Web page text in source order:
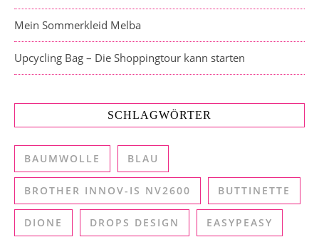
Mein Sommerkleid Melba
Upcycling Bag – Die Shoppingtour kann starten
SCHLAGWÖRTER
BAUMWOLLE BLAU
BROTHER INNOV-IS NV2600 BUTTINETTE
DIONE DROPS DESIGN EASYPEASY